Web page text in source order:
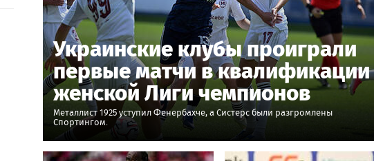
Украинские клубы проиграли
первые матчи в квалификации
женской Лиги чемпионов
Металлист 1925 уступил Фенербахче, а Систерс были разгромлены
Спортингом.